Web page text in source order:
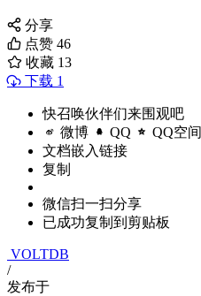
分享
点赞 46
收藏 13
下载 1
快召唤伙伴们来围观吧
微博 QQ QQ空间
文档嵌入链接
复制
微信扫一扫分享
已成功复制到剪贴板
VOLTDB
/
发布于